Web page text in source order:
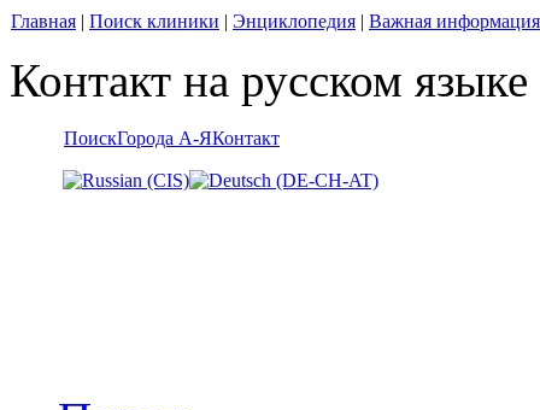
Главная | Поиск клиники | Энциклопедия | Важная информация
Контакт на русском
ПоискГорода А-ЯКонтакт